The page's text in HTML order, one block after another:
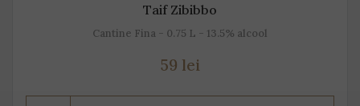
Taif Zibibbo
Cantine Fina - 0.75 L - 13.5% alcool
59 lei